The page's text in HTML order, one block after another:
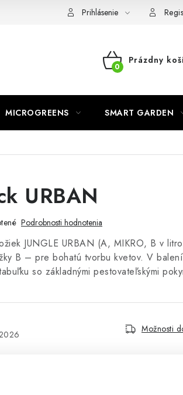
ochrane osobných údajov
Prihlásenie
NÁKUPNÝ
Prázdny
MICROGREENS SMART GARDEN
URBAN
Podrobnosti hodnotenia
JUNGLE URBAN (A, MIKRO, B v
B – pre bohatú tvorbu kvetov. V balení
so základnými pestovateľskými
Možnosti